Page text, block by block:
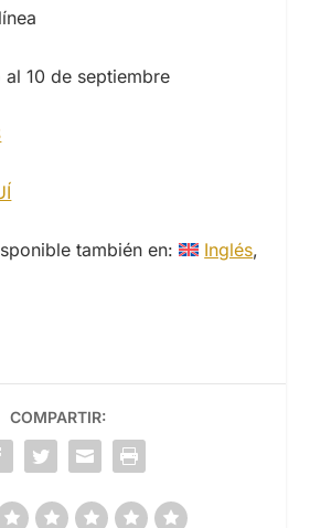
10 de septiembre
también en:
Inglés
COMPARTIR: